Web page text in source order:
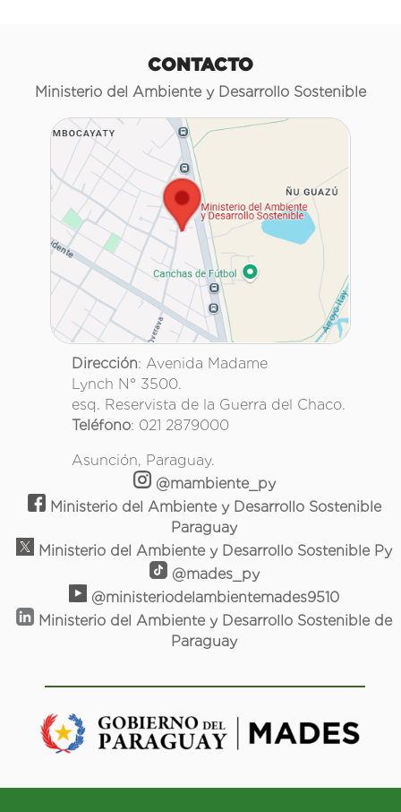
CONTACTO
Ministerio del Ambiente y Desarrollo Sostenible
Dirección: Avenida Madame
Lynch N° 3500.
esq. Reservista de la Guerra del Chaco.
Teléfono: 021 2879000
Asunción, Paraguay.
@mambiente_py
Ministerio del Ambiente y Desarrollo Sostenible
Paraguay
Ministerio del Ambiente y Desarrollo Sostenible Py
@mades_py
@ministeriodelambientemades9510
Ministerio del Ambiente y Desarrollo Sostenible de
Paraguay